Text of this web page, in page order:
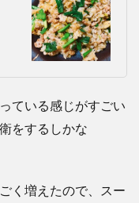
ている感じがすごい
をするしかな
く増えたので、スー